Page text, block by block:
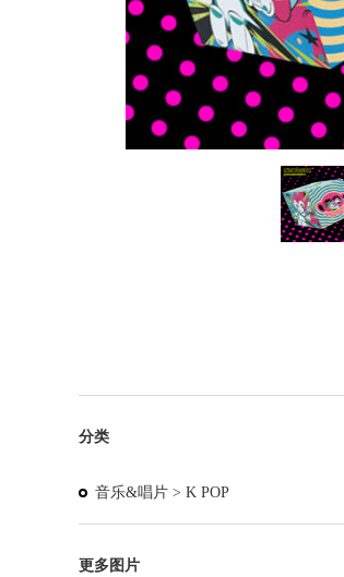
分类
音乐&唱片 > K POP
更多图片